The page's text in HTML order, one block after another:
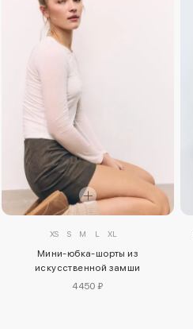
XS S M L XL
Мини-юбка-шорты из
искусственной замши
4450 ₽